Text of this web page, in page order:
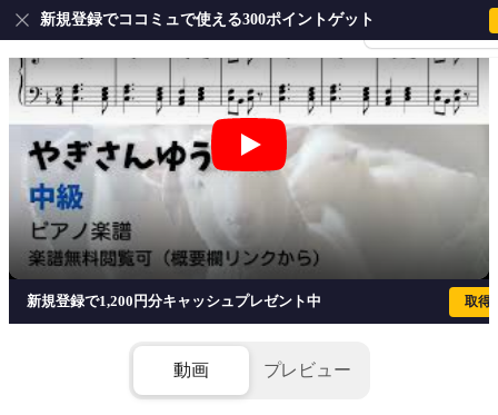
会員登録・ログイ
新規登録でココミュで使える300ポイントゲット
やぎさんゆうびん
新規登録で1,200円分キャッシュプレゼント中 取得
動画 プレビュー